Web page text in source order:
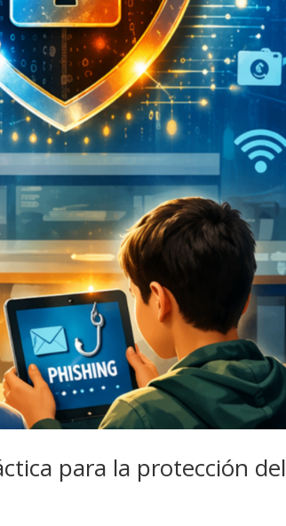
para la protección del